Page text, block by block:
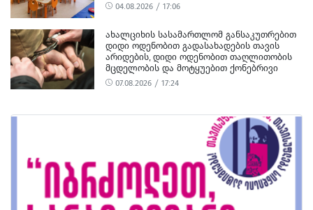
04.08.2026 / 17:06
ᲐᲮᲐᲚᲪᲘᲮᲘᲡ ᲡᲐᲡᲐᲛᲐᲠᲗᲚᲝᲛ ᲒᲐᲜᲡᲐᲙᲣᲗᲠᲔᲑᲘᲗ
ᲓᲘᲓᲘ ᲝᲓᲔᲜᲝᲑᲘᲗ ᲒᲐᲓᲐᲡᲐᲮᲐᲓᲔᲑᲘᲡ ᲗᲐᲕᲘᲡ
ᲐᲠᲘᲓᲔᲑᲘᲡ, ᲓᲘᲓᲘ ᲝᲓᲔᲜᲝᲑᲘᲗ ᲗᲐᲦᲚᲘᲗᲝᲑᲘᲡ
ᲛᲪᲓᲔᲚᲝᲑᲘᲡ ᲓᲐ ᲛᲝᲢᲧᲣᲔᲑᲘᲗ ᲥᲝᲜᲔᲑᲠᲘᲕᲘ
ᲓᲐᲖᲘᲐᲜᲔᲑᲘᲡ ᲤᲐᲥᲢᲔᲑᲖᲔ 1 ᲞᲘᲠᲘ ᲓᲐᲛᲜᲐᲨᲐᲕᲔᲓ
07.08.2026 / 17:24